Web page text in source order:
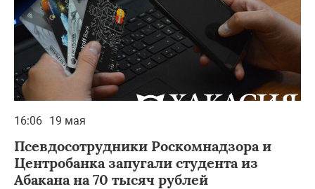
16:06 19 мая
Псевдосотрудники Роскомнадзора и
Центробанка запугали студента из
Абакана на 70 тысяч рублей